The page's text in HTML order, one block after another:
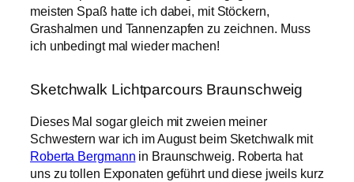
meisten Spaß hatte ich dabei, mit Stöckern,
Grashalmen und Tannenzapfen zu zeichnen. Muss
ich unbedingt mal wieder machen!
Sketchwalk Lichtparcours Braunschweig
Dieses Mal sogar gleich mit zweien meiner
Schwestern war ich im August beim Sketchwalk mit
Roberta Bergmann in Braunschweig. Roberta hat
uns zu tollen Exponaten geführt und diese jweils kurz